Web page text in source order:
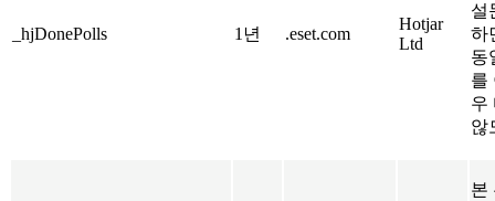
_hjDonePolls 1년 .eset.com
Hotjar
Ltd
설
하
동
를
우
않
본